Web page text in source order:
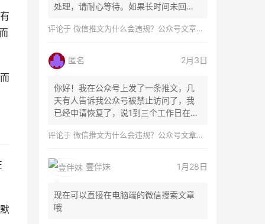
处理，请耐心等待。如果长时间未回
评论于 微信推文为什么会违规？公众号文章怎么检测是否违规？
匿名 2月3日
你好！我在公众号上发了一条推文，几
天有人告诉我公众号被禁止访问了，我
已经申请恢复了，说1到三个工作日在微
评论于 微信推文为什么会违规？公众号文章怎么检测是否违规？
壹伴妹 1月28日
现在可以直接在电脑端的微信搜索文章
哦